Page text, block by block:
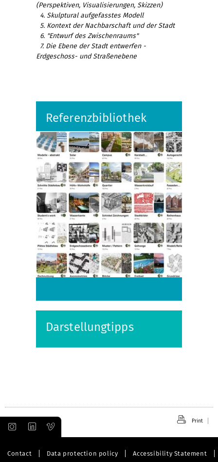
(Perspektiven, Visualisierungen, Skizzen)
4. Skulptural aufgefasstes Modell
5. Kontext der Nachbarschaft und der Stadt
6. "Entwurf des Zwischenraums"
7. Die Ebene der Stadt entwerfen -
Erdgeschoss- und Straßenebene
Referenzbibliothek
Darstellungtipps
Print
Contact Data protection policy Accessibility Statement